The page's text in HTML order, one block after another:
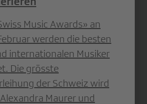
Music Awards» an
werden die besten
internationalen Musiker
Die grösste
der Schweiz wird
Maurer und